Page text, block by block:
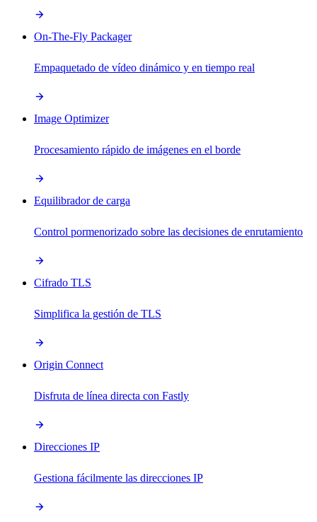
On-The-Fly Packager
Empaquetado de vídeo dinámico y en tiempo real
Image Optimizer
Procesamiento rápido de imágenes en el borde
Equilibrador de carga
Control pormenorizado sobre las decisiones de enrutamiento
Cifrado TLS
Simplifica la gestión de TLS
Origin Connect
Disfruta de línea directa con Fastly
Direcciones IP
Gestiona fácilmente las direcciones IP